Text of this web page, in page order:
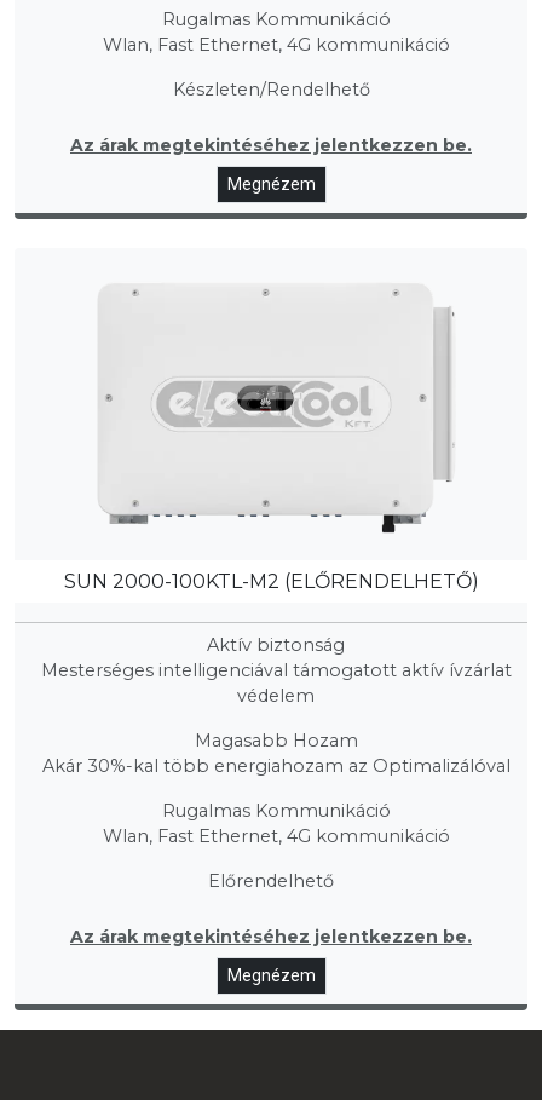
Rugalmas Kommunikáció
Wlan, Fast Ethernet, 4G kommunikáció
Készleten/Rendelhető
Az árak megtekintéséhez jelentkezzen be.
Megnézem
SUN 2000-100KTL-M2 (ELŐRENDELHETŐ)
Aktív biztonság
Mesterséges intelligenciával támogatott aktív ívzárlat
védelem
Magasabb Hozam
Akár 30%-kal több energiahozam az Optimalizálóval
Rugalmas Kommunikáció
Wlan, Fast Ethernet, 4G kommunikáció
Előrendelhető
Az árak megtekintéséhez jelentkezzen be.
Megnézem